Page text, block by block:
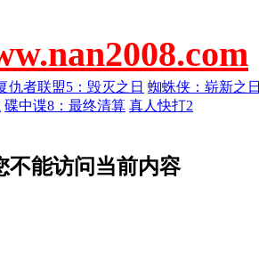
仇者联盟5：毁灭之日 蜘蛛侠：崭新之日
碟中谍8：最终清算 真人快打2
不能访问当前内容